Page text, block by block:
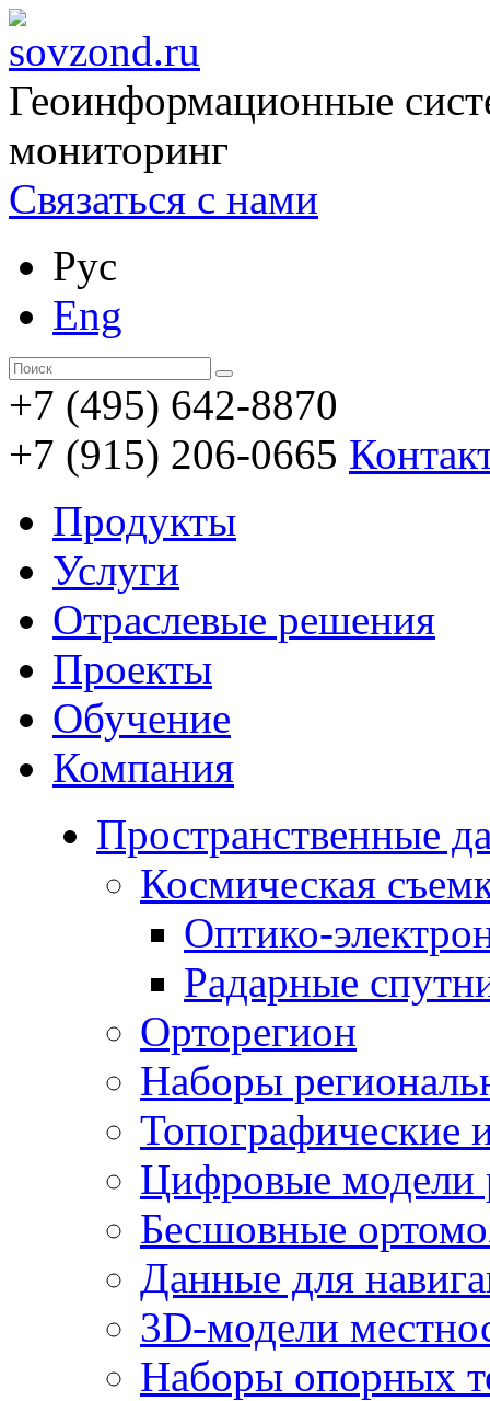
Геоинформационные
мониторинг
Связаться с нами
Рус
Eng
+7 (495) 642-8870
+7 (915) 206-0665
Продукты
Услуги
Отраслевые решения
Проекты
Обучение
Компания
Пространственные
Космическая
Оптико-
Радарные
Орторегион
Наборы
Топографические
Цифровые модели
Бесшовные
Данные для
3D-модели
Наборы опорных